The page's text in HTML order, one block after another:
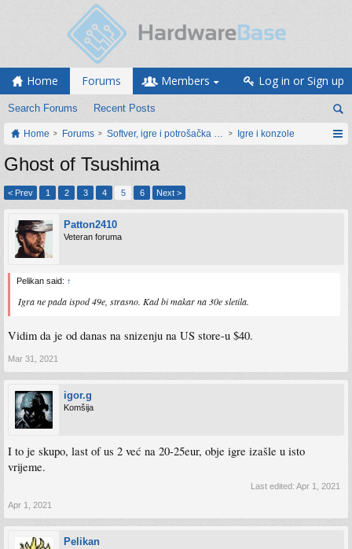
Home Forums
Search Forums Recent Posts
Members Log in or Sign up
Home Forums Softver, igre i potrošačka elektronikaIgre i konzole
Ghost of Tsushima
< Prev 1 2 3 4 5 6 Next >
Patton2410
Veteran foruma
Pelikan said: ↑
Igra ne pada ispod 49e, strasno. Kad bi makar na 30e sletila.
Vidim da je od danas na snizenju na US store-u $40.
Mar 31, 2021
igor.g
Komšija
I to je skupo, last of us 2 već na 20-25eur, obje igre izašle u isto
vrijeme.
Last edited: Apr 1, 2021
Apr 1, 2021
Pelikan